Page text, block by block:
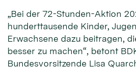
„Bei der 72-Stunden-Aktion
hunderttausende Kinder,
Erwachsene dazu beitragen,
besser zu machen“, betont
Bundesvorsitzende Lisa